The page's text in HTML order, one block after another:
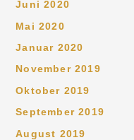
Juni 2020
Mai 2020
Januar 2020
November 2019
Oktober 2019
September 2019
August 2019